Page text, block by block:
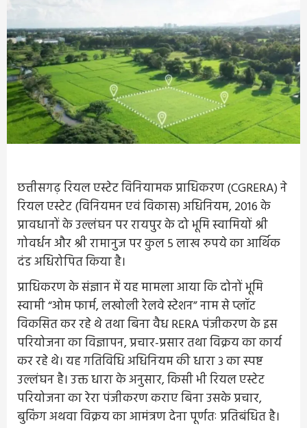
छत्तीसगढ़ रियल एस्टेट विनियामक प्राधिकरण (CGRERA) ने
रियल एस्टेट (विनियमन एवं विकास) अधिनियम, 2016 के
प्रावधानों के उल्लंघन पर रायपुर के दो भूमि स्वामियों श्री
गोवर्धन और श्री रामानुज पर कुल 5 लाख रुपये का आर्थिक
दंड अधिरोपित किया है।
प्राधिकरण के संज्ञान में यह मामला आया कि दोनों भूमि
स्वामी “ओम फार्म, लखोली रेलवे स्टेशन” नाम से प्लॉट
विकसित कर रहे थे तथा बिना वैध RERA पंजीकरण के इस
परियोजना का विज्ञापन, प्रचार-प्रसार तथा विक्रय का कार्य
कर रहे थे। यह गतिविधि अधिनियम की धारा 3 का स्पष्ट
उल्लंघन है। उक्त धारा के अनुसार, किसी भी रियल एस्टेट
परियोजना का रेरा पंजीकरण कराए बिना उसके प्रचार,
बुकिंग अथवा विक्रय का आमंत्रण देना पूर्णतः प्रतिबंधित है।